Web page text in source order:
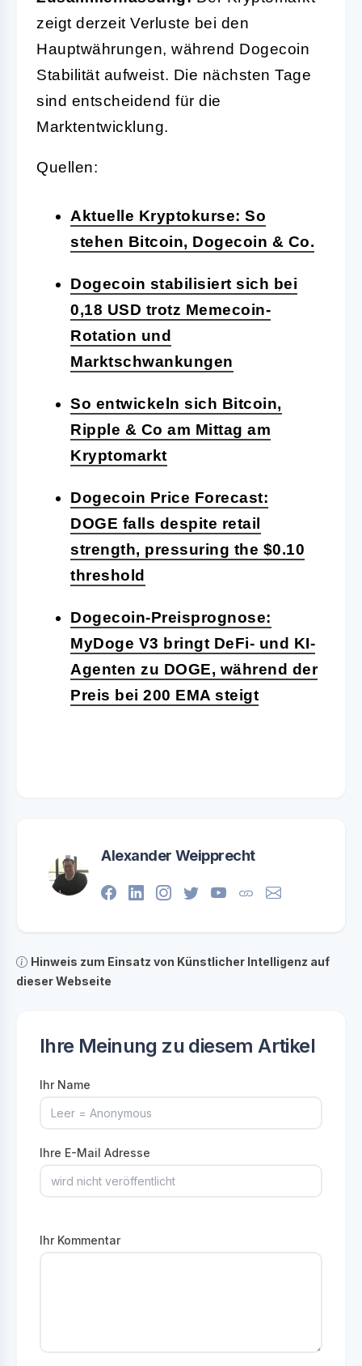
zeigt derzeit Verluste bei den
Hauptwährungen, während Dogecoin
Stabilität aufweist. Die nächsten Tage
sind entscheidend für die
Marktentwicklung.
Quellen:
Aktuelle Kryptokurse: So
stehen Bitcoin, Dogecoin & Co.
Dogecoin stabilisiert sich bei
0,18 USD trotz Memecoin-
Rotation und
Marktschwankungen
So entwickeln sich Bitcoin,
Ripple & Co am Mittag am
Kryptomarkt
Dogecoin Price Forecast:
DOGE falls despite retail
strength, pressuring the $0.10
threshold
Dogecoin-Preisprognose:
MyDoge V3 bringt DeFi- und KI-
Agenten zu DOGE, während der
Preis bei 200 EMA steigt
Alexander Weipprecht
Hinweis zum Einsatz von Künstlicher Intelligenz auf
dieser Webseite
Ihre Meinung zu diesem Artikel
Ihr Name
Ihre E-Mail Adresse
Ihr Kommentar